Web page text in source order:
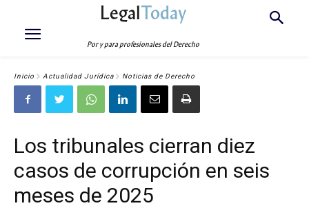
LegalToday
Por y para profesionales del Derecho
Inicio Actualidad Jurídica Noticias de Derecho
Los tribunales cierran diez
casos de corrupción en seis
meses de 2025